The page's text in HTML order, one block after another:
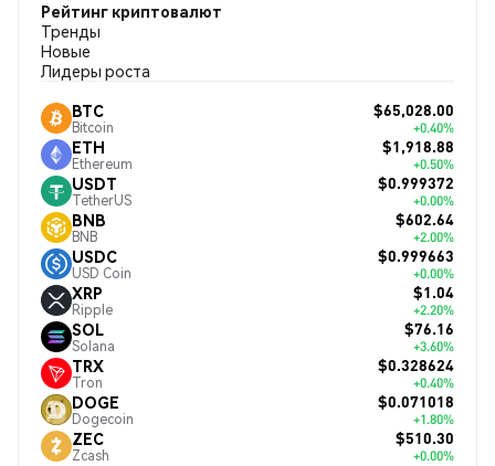
Рейтинг криптовалют
Тренды
Новые
Лидеры роста
BTC
Bitcoin
$65,028.00
+0.40%
ETH
Ethereum
$1,918.88
+0.50%
USDT
TetherUS
$0.999372
+0.00%
BNB
BNB
$602.64
+2.00%
USDC
USD Coin
$0.999663
+0.00%
XRP
Ripple
$1.04
+2.20%
SOL
Solana
$76.16
+3.60%
TRX
Tron
$0.328624
+0.40%
DOGE
Dogecoin
$0.071018
+1.80%
ZEC
Zcash
$510.30
+0.00%